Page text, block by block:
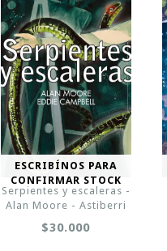
ESCRIBÍNOS PARA
CONFIRMAR STOCK
Serpientes y escaleras -
Alan Moore - Astiberri
$30.000